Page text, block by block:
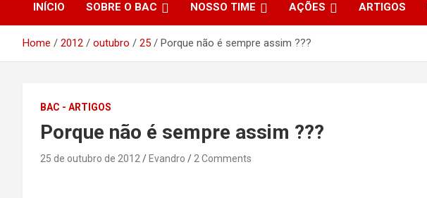
INÍCIO SOBRE O BAC NOSSO TIME AÇÕES ARTIGOS
Home 2012 outubro 25 Porque não é sempre assim ???
BAC - ARTIGOS
Porque não é sempre assim ???
25 de outubro de 2012 Evandro 2 Comments